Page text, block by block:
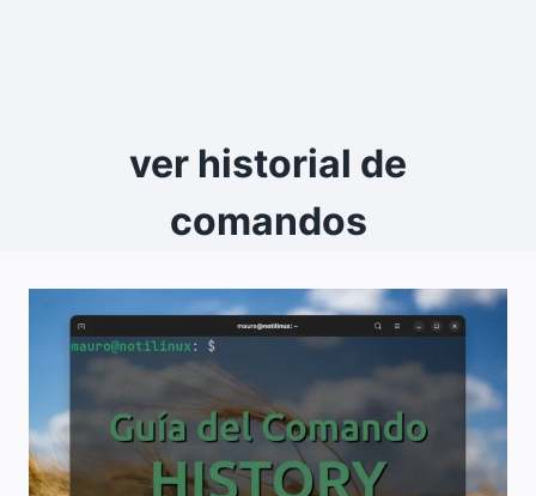
ver historial de
comandos